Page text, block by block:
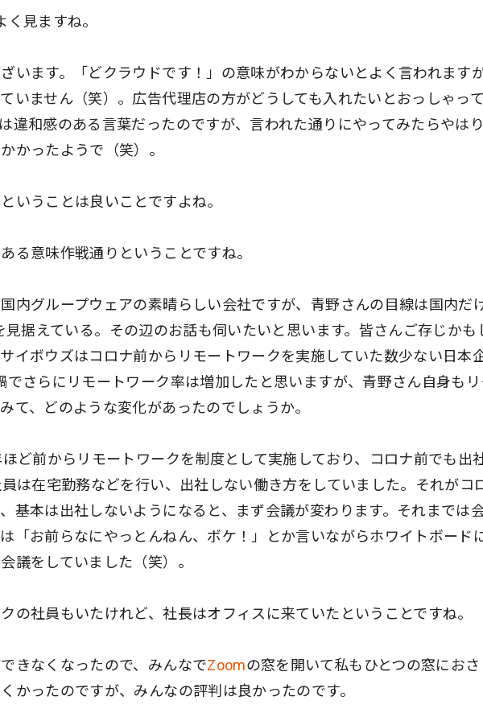
く見ますね。
います。「どクラウドです！」の意味がわからないとよく言われますが
いません（笑）。広告代理店の方がどうしても入れたいとおっしゃっ
違和感のある言葉だったのですが、言われた通りにやってみたらやはり
かったようで（笑）。
いうことは良いことですよね。
る意味作戦通りということですね。
内グループウェアの素晴らしい会社ですが、青野さんの目線は国内だ
見据えている。その辺のお話も伺いたいと思います。皆さんご存じかも
イボウズはコロナ前からリモートワークを実施していた数少ない日本
でさらにリモートワーク率は増加したと思いますが、青野さん自身もリ
て、どのような変化があったのでしょうか。
ど前からリモートワークを制度として実施しており、コロナ前でも出
は在宅勤務などを行い、出社しない働き方をしていました。それがコ
基本は出社しないようになると、まず会議が変わります。それまでは
「お前らなにやっとんねん、ボケ！」とか言いながらホワイトボード
議をしていました（笑）。
の社員もいたけれど、社長はオフィスに来ていたということですね。
きなくなったので、みんなでZoomの窓を開いて私もひとつの窓におさ
かったのですが、みんなの評判は良かったのです。